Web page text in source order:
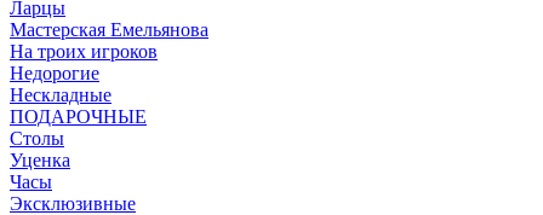
Ларцы
Мастерская Емельянова
На троих игроков
Недорогие
Нескладные
ПОДАРОЧНЫЕ
Столы
Уценка
Часы
Эксклюзивные